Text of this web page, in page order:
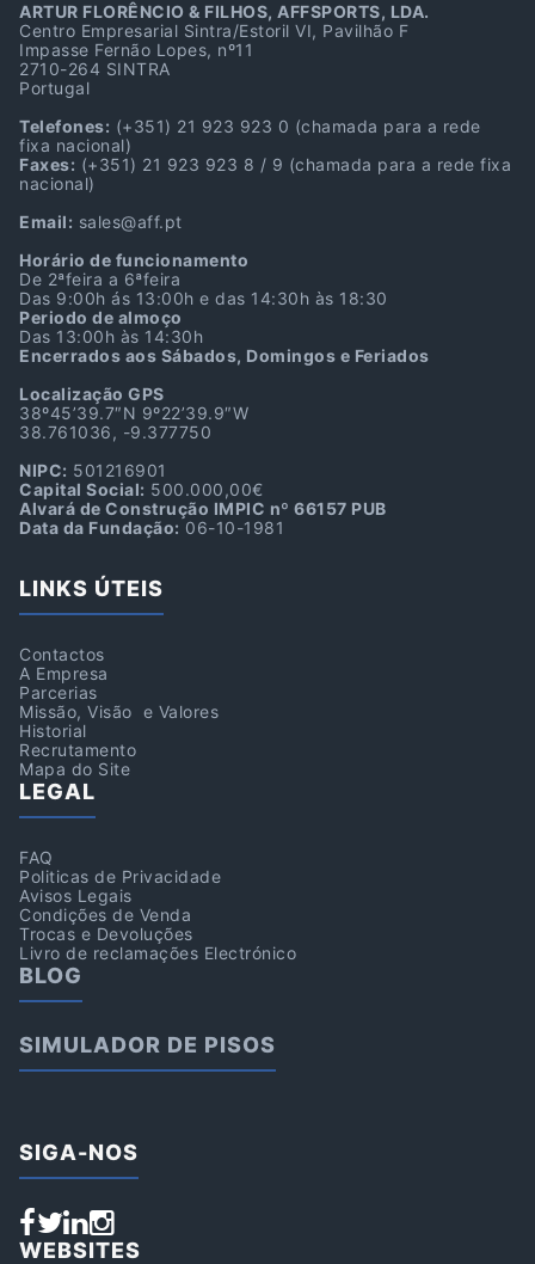
ARTUR FLORÊNCIO & FILHOS, AFFSPORTS, LDA.
Centro Empresarial Sintra/Estoril VI, Pavilhão F
Impasse Fernão Lopes, nº11
2710-264 SINTRA
Portugal
Telefones: (+351) 21 923 923 0 (chamada para a rede
fixa nacional)
Faxes: (+351) 21 923 923 8 / 9 (chamada para a rede fixa
nacional)
Email: sales@aff.pt
Horário de funcionamento
De 2ªfeira a 6ªfeira
Das 9:00h ás 13:00h e das 14:30h às 18:30
Periodo de almoço
Das 13:00h às 14:30h
Encerrados aos Sábados, Domingos e Feriados
Localização GPS
38º45’39.7″N 9º22’39.9″W
38.761036, -9.377750
NIPC: 501216901
Capital Social: 500.000,00€
Alvará de Construção IMPIC nº 66157 PUB
Data da Fundação: 06-10-1981
LINKS ÚTEIS
Contactos
A Empresa
Parcerias
Missão, Visão e Valores
Historial
Recrutamento
Mapa do Site
LEGAL
FAQ
Politicas de Privacidade
Avisos Legais
Condições de Venda
Trocas e Devoluções
Livro de reclamações Electrónico
BLOG
SIMULADOR DE PISOS
SIGA-NOS
WEBSITES